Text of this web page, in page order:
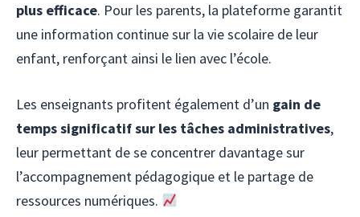
plus efficace. Pour les parents, la plateforme garantit
une information continue sur la vie scolaire de leur
enfant, renforçant ainsi le lien avec l’école.
Les enseignants profitent également d’un gain de
temps significatif sur les tâches administratives,
leur permettant de se concentrer davantage sur
l’accompagnement pédagogique et le partage de
ressources numériques.